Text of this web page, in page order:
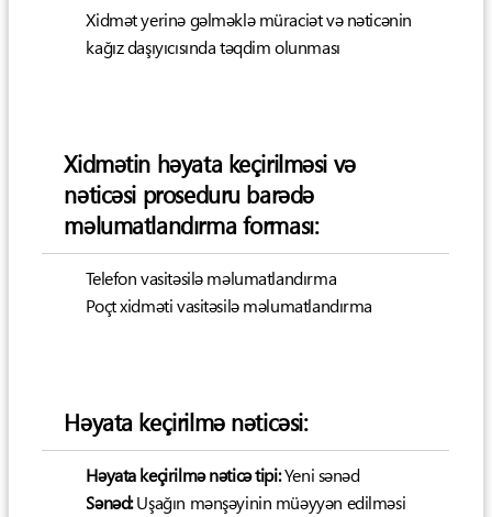
Xidmət yerinə gəlməklə müraciət və nəticənin
kağız daşıyıcısında təqdim olunması
Xidmətin həyata keçirilməsi və
nəticəsi proseduru barədə
məlumatlandırma forması:
Telefon vasitəsilə məlumatlandırma
Poçt xidməti vasitəsilə məlumatlandırma
Həyata keçirilmə nəticəsi:
Həyata keçirilmə nəticə tipi:Yeni sənəd
Sənəd:Uşağın mənşəyinin müəyyən edilməsi